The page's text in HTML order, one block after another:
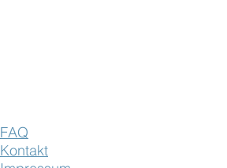
FAQ
Kontakt